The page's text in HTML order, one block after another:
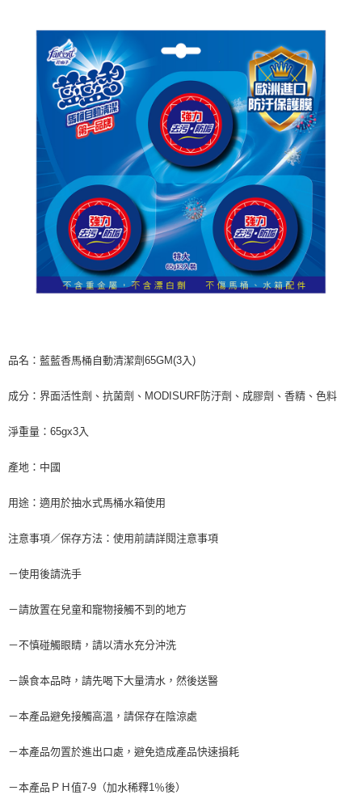
３．收到繳費通知簡訊後14天內，點擊此簡訊中的連結，可透過四大超商／
ATM／網路銀行／等多元方式進行付款，方視為交易完成。
※ 請注意：結帳手續完成當下不需立刻繳費，但若您需要取消訂單，請聯絡
購買商品的店家。未經商家同意取消之訂單仍視為有效，需透過AFTEE先享
後付繳納相關費用。
※ 交易是否成功請以「AFTEE先享後付 」之結帳頁面顯示為準，若有關於
是否繳費成功／繳費後需取消欲退款等相關疑問，請聯繫「AFTEE先享後付
客戶支援中心」 https://netprotections.freshdesk.com/support/home
１．透過由恩沛科技股份有限公司提供之「AFTEE先享後付」服務完成之交
易，需依本服務之必要範圍內提供個人資料，並將交易相關給付款項請求債
權轉讓予恩沛科技股份有限公司。
２．關於個人資料處理事宜，請瀏覽以下網址：
https://aftee.tw/terms/#terms3
３．未成年的使用者請事先徵得法定代理人或監護人之同意方可使用
「AFTEE先享後付」，若未經同意申辦者引起之損失，本公司不負相關責
恩沛科技股份有限公司將有權停止該用戶之使用額度並採取法律行動。
每筆NT$60，滿NT$599(含以上)免運費
7-11取貨付款
每筆NT$60，滿NT$599(含以上)免運費
付款後7-11取貨
每筆NT$60，滿NT$599(含以上)免運費
每筆NT$120，滿NT$899(含以上)免運費
品名：藍藍香馬桶自動清潔劑65GM(3入)
成分：界面活性劑、抗菌劑、MODISURF防汙劑、成膠劑、香精、色料
淨重量：65gx3入
產地：中國
用途：適用於抽水式馬桶水箱使用
注意事項／保存方法：使用前請詳閱注意事項
－使用後請洗手
－請放置在兒童和寵物接觸不到的地方
－不慎碰觸眼睛，請以清水充分沖洗
－誤食本品時，請先喝下大量清水，然後送醫
－本產品避免接觸高溫，請保存在陰涼處
－本產品勿置於進出口處，避免造成產品快速損耗
－本產品ＰＨ值7-9（加水稀釋1％後）